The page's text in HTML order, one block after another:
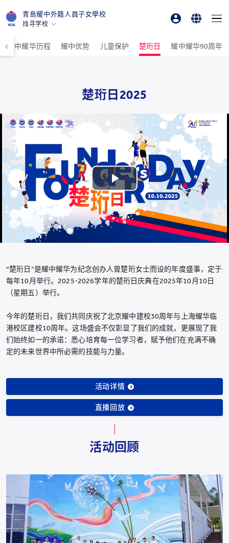
青島耀中外籍人員子女學校
找寻学校
青岛
所有耀中耀华学校
在线订购
耀中耀华历程 耀中优势 儿童保护 楚珩日 耀中耀华90周年
楚珩日2025
Play
Video
“楚珩日”是耀中耀华为纪念创办人曾楚珩女士而设的年度盛事，定于
每年10月举行。2025-2026学年的楚珩日庆典在2025年10月10日
（星期五）举行。
今年的楚珩日，我们共同庆祝了北京耀中建校30周年与上海耀华临
港校区建校10周年。这场盛会不仅彰显了我们的成就，更展现了我
们始终如一的承诺：悉心培育每一位学习者，赋予他们在充满不确
定的未来世界中所必需的技能与力量。
活动详情
直播回放
活动回顾